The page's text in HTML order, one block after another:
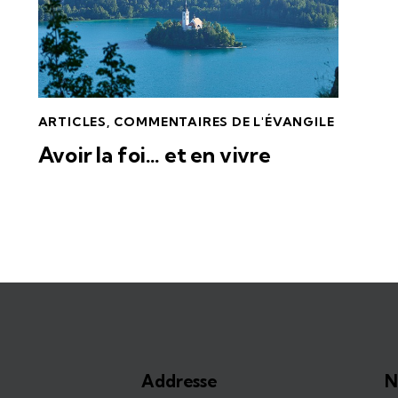
ARTICLES, COMMENTAIRES DE L'ÉVANGILE
Avoir la foi… et en vivre
Addresse